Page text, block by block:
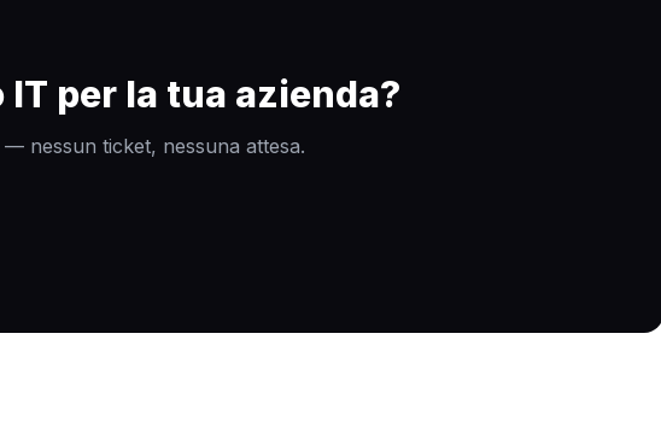
per la tua azienda?
nessun ticket, nessuna attesa.